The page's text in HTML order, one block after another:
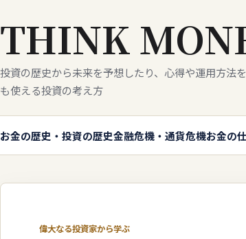
THINK
投資の歴史から未来を予想したり、心得や運用方法
も使える投資の考え方
お金の歴史・投資の歴史金融危機・通貨危機お金の
偉大なる投資家から学ぶ